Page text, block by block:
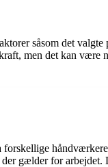
såsom det valgte
men det kan
gælder for